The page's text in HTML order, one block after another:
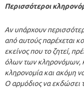
Περισσότεροι
Αν υπάρχουν
από αυτούς παρέχεται
εκείνος που το ζητεί,
όλων των κληρονόμων,
κληρονομία και ακόμη
Ο αρμόδιος να εκδώσει